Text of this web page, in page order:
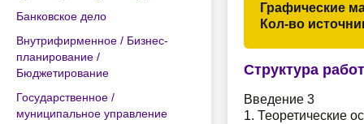
Банковское дело
Внутрифирменное / Бизнес-
планирование /
Бюджетирование
Государственное /
муниципальное управление
Графические
Кол-во
Структура
Введение 3
1. Теоретические